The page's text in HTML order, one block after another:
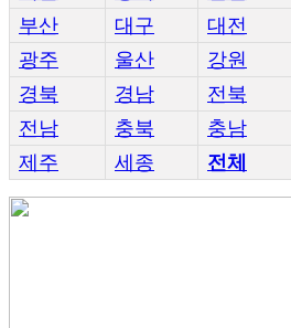
부산
대구
대전
광주
울산
강원
경북
경남
전북
전남
충북
충남
제주
세종 전체